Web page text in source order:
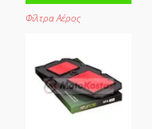
Φίλτρα Αέρος